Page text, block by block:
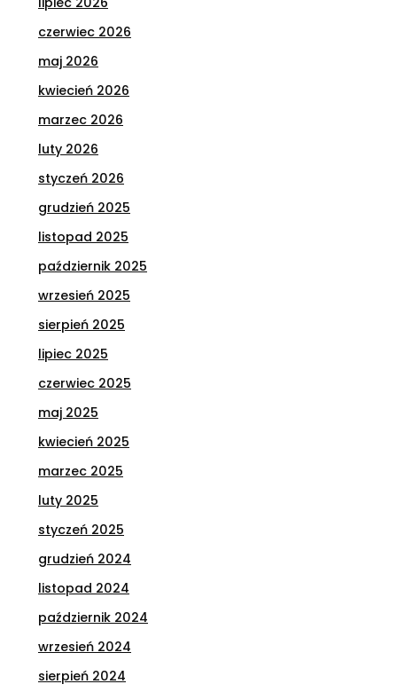
czerwiec 2026
maj 2026
kwiecień 2026
marzec 2026
luty 2026
styczeń 2026
grudzień 2025
listopad 2025
październik 2025
wrzesień 2025
sierpień 2025
lipiec 2025
czerwiec 2025
maj 2025
kwiecień 2025
marzec 2025
luty 2025
styczeń 2025
grudzień 2024
listopad 2024
październik 2024
wrzesień 2024
sierpień 2024